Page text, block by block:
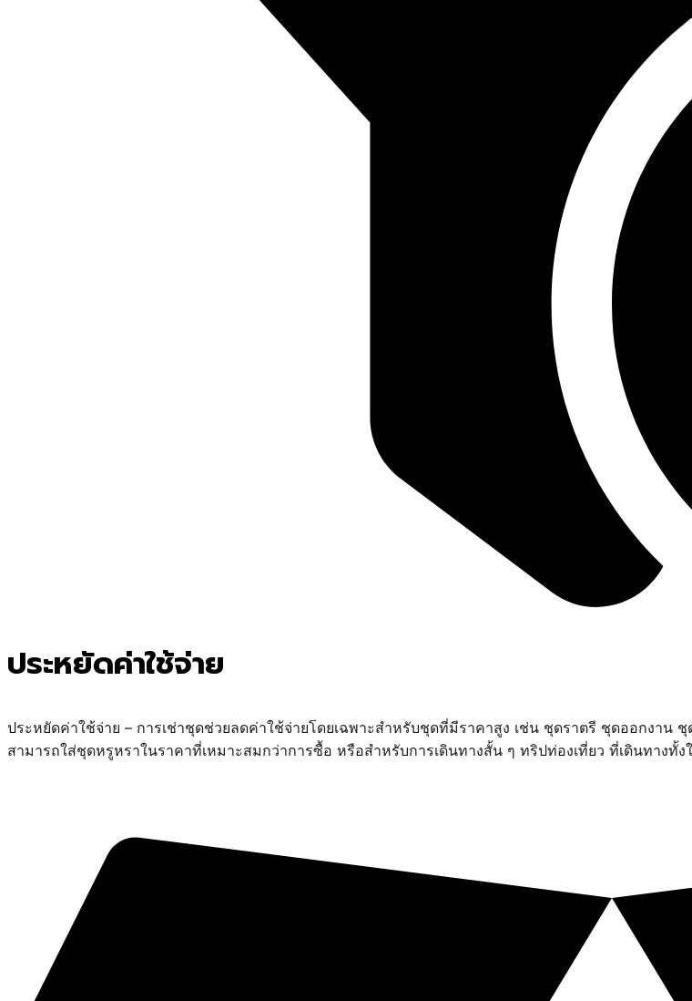
ประหยัดค่าใช้จ่าย
ประหยัดค่าใช้จ่าย – การเช่าชุดช่วยลดค่าใช้จ่ายโดยเฉพาะสำหรับชุดที่มีราคาสูง เช่น ชุดราตรี ชุดออกงาน
สามารถใส่ชุดหรูหราในราคาที่เหมาะสมกว่าการซื้อ หรือสำหรับการเดินทางสั้น ๆ ทริปท่องเที่ยว ที่เดินทางทั้ง